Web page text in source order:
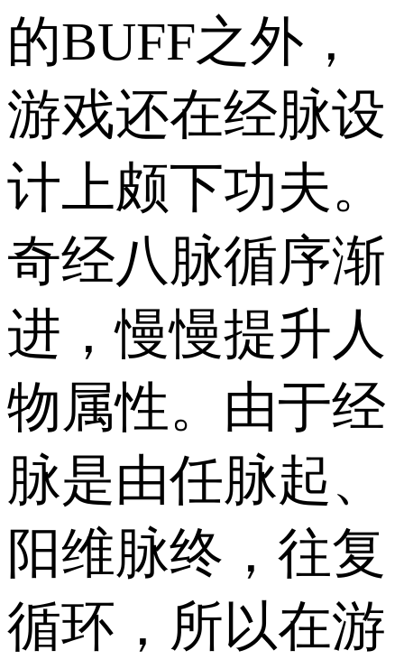
的BUFF之外，
游戏还在经脉设
计上颇下功夫。
奇经八脉循序渐
进，慢慢提升人
物属性。由于经
脉是由任脉起、
阳维脉终，往复
循环，所以在游